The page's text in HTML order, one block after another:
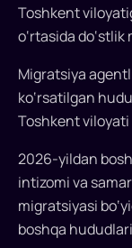
vizasi
bilan
qabul
qiladi.
Migratsiya
agentligi
Kyonsan-
Namdo
provinsiyasi
ma’muriyati
Toshkent
o‘rtasida
Migratsiya
ko‘rsatilgan
Toshkent
2026-yildan
intizomi va
migratsiyasi
boshqa